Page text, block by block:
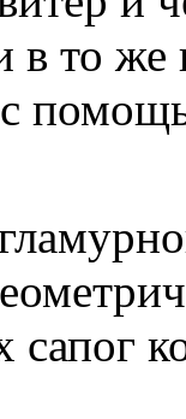
то же